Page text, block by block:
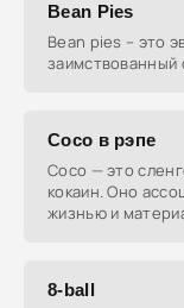
Bean Pies
Bean pies – это
заимствованный
Coco в рэпе
Coco — это
кокаин. Оно
жизнью и
8-ball